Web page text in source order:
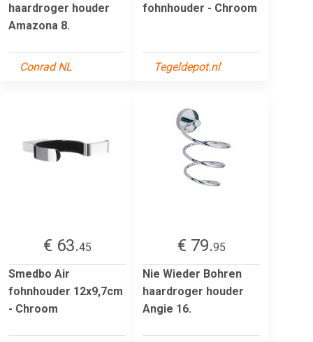
haardroger houder
Amazona 8.
Conrad NL
fohnhouder - Chroom
Tegeldepot.nl
€ 63.45
Smedbo Air
fohnhouder 12x9,7cm
- Chroom
€ 79.95
Nie Wieder Bohren
haardroger houder
Angie 16.